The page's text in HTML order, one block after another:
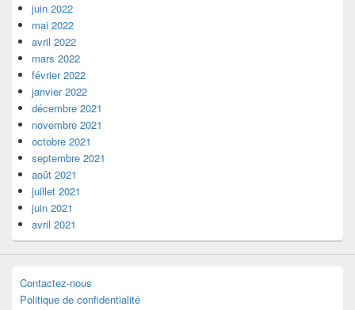
juin 2022
mai 2022
avril 2022
mars 2022
février 2022
janvier 2022
décembre 2021
novembre 2021
octobre 2021
septembre 2021
août 2021
juillet 2021
juin 2021
avril 2021
Contactez-nous
Politique de confidentialité